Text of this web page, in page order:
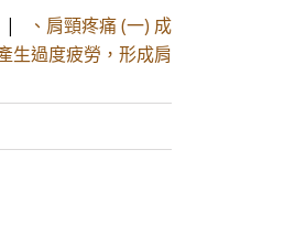
|
、肩頸疼痛 (一) 成
生過度疲勞，形成肩